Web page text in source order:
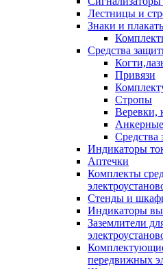
Лестницы и
Знаки и
Средства
Привязи
Стропы
Веревки,
Средства
Индикаторы
Аптечки
Комплекты
Стенды и
Индикаторы
Заземлители
передвижных